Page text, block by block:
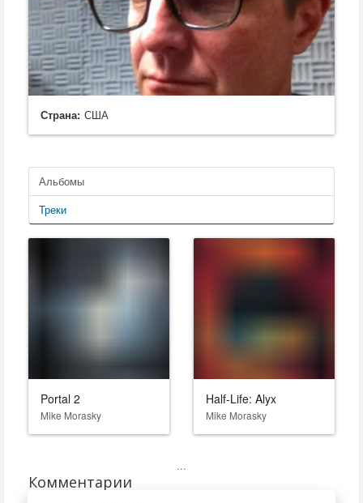
Страна: США
Альбомы
Треки
Portal 2
Mike Morasky
Half-Life: Alyx
Mike Morasky
...
Комментарии